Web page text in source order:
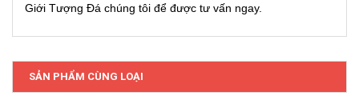
Giới Tượng Đá chúng tôi để được tư vấn ngay.
SẢN PHẨM CÙNG LOẠI